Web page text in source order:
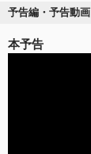
予告編・予告動画
本予告